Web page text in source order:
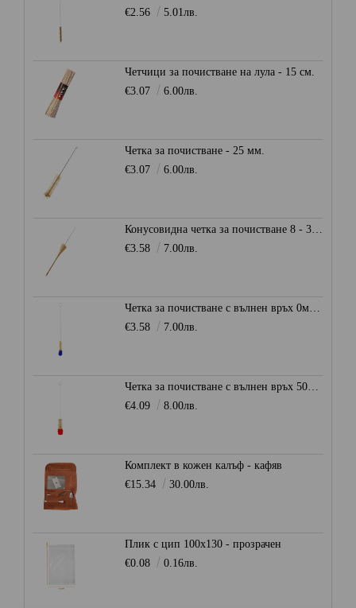
€2.56
5.01лв.
Четчици за почистване на лула - 15 см.
€3.07
6.00лв.
Четка за почистване - 25 мм.
€3.07
6.00лв.
Конусовидна четка за почистване 8 - 30 мм.
€3.58
7.00лв.
Четка за почистване с вълнен връх 0мм. - Синя
€3.58
7.00лв.
Четка за почистване с вълнен връх 50мм. - Червена
€4.09
8.00лв.
Комплект в кожен калъф - кафяв
€15.34
30.00лв.
Плик с цип 100х130 - прозрачен
€0.08
0.16лв.